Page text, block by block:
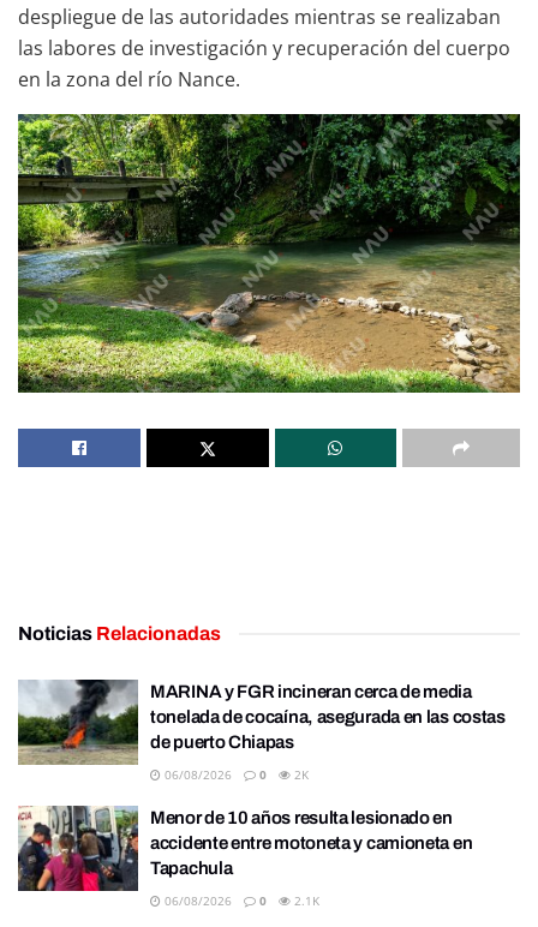
despliegue de las autoridades mientras se realizaban
las labores de investigación y recuperación del cuerpo
en la zona del río Nance.
Noticias Relacionadas
MARINA y FGR incineran cerca de media
tonelada de cocaína, asegurada en las costas
de puerto Chiapas
06/08/2026 0 2K
Menor de 10 años resulta lesionado en
accidente entre motoneta y camioneta en
Tapachula
06/08/2026 0 2.1K